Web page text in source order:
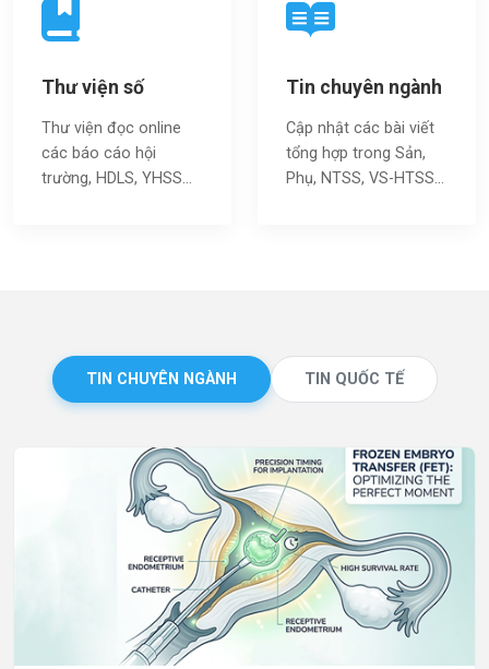
Thư viện số
Thư viện đọc online
các báo cáo hội
trường, HDLS, YHSS…
Tin chuyên ngành
Cập nhật các bài viết
tổng hợp trong Sản,
Phụ, NTSS, VS-HTSS...
TIN CHUYÊN NGÀNH TIN QUỐC TẾ